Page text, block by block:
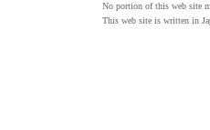
No portion of this web site
This web site is written in